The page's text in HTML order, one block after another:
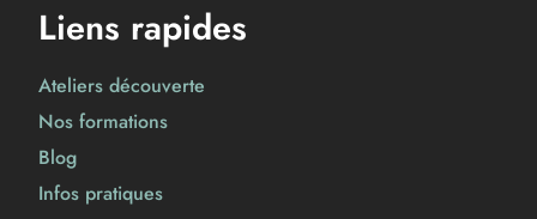
Liens rapides
Ateliers découverte
Nos formations
Blog
Infos pratiques